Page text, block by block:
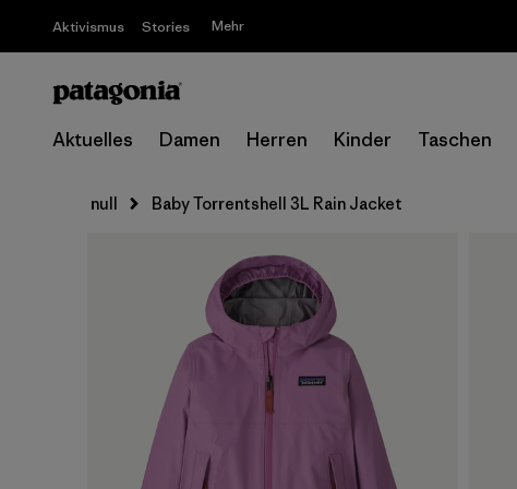
Aktivismus Stories Mehr
Aktuelles Damen Herren Kinder Taschen
null Baby Torrentshell 3L Rain Jacket